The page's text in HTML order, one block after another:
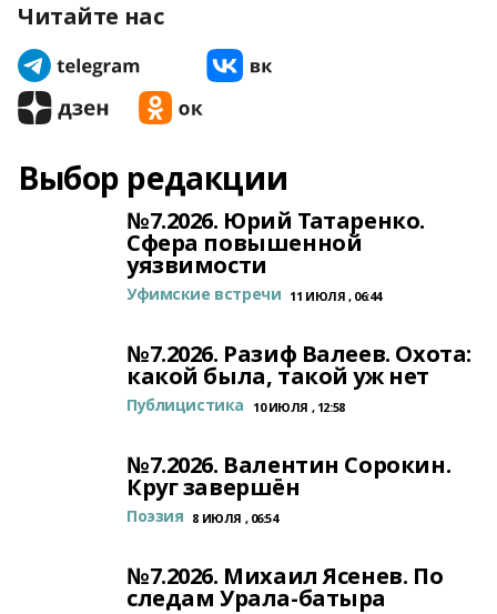
Читайте нас
Выбор редакции
№7.2026. Юрий Татаренко.
Сфера повышенной
уязвимости
Уфимские встречи 11 ИЮЛЯ , 06:44
№7.2026. Разиф Валеев. Охота:
какой была, такой уж нет
Публицистика 10 ИЮЛЯ , 12:58
№7.2026. Валентин Сорокин.
Круг завершён
Поэзия 8 ИЮЛЯ , 06:54
№7.2026. Михаил Ясенев. По
следам Урала-батыра